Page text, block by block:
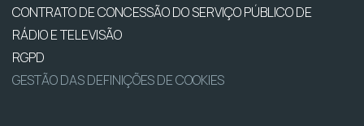
CONTRATO DE CONCESSÃO DO SERVIÇO PÚBLICO DE
RÁDIO E TELEVISÃO
RGPD
GESTÃO DAS DEFINIÇÕES DE COOKIES